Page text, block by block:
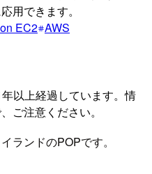
用できます。
EC2 AWS
以上経過しています。情
ご注意ください。
ランドのPOPです。